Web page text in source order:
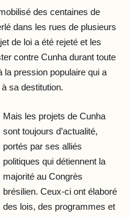
des centaines de
dans les rues de plusieurs
de loi a été rejeté et les
contre Cunha durant toute
la pression populaire qui a
sa destitution.
Mais les projets de Cunha
sont toujours d’actualité,
portés par ses alliés
politiques qui détiennent la
majorité au Congrès
brésilien. Ceux-ci ont élaboré
des lois, des programmes et